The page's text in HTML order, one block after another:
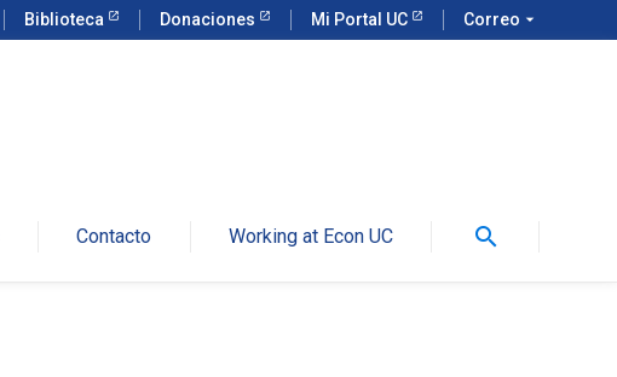
Biblioteca Donaciones Mi Portal UC Correo arrow_drop_down
Contacto Working at Econ UC search